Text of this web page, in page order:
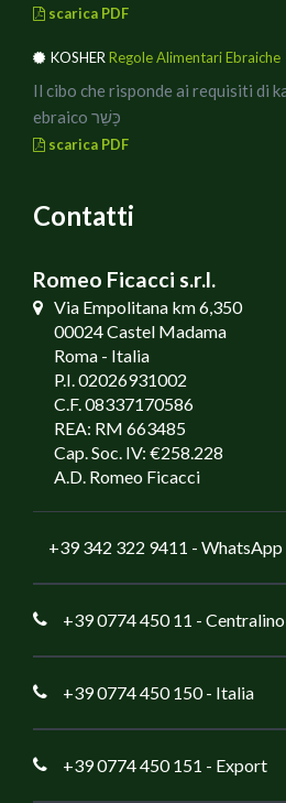
scarica PDF
KOSHER Regole Alimentari Ebraiche
Il cibo che risponde ai requisiti di
ebraico כָּשֵׁר
scarica PDF
Contatti
Romeo Ficacci s.r.l.
Via Empolitana km 6,350
00024 Castel Madama
Roma - Italia
P.I. 02026931002
C.F. 08337170586
REA: RM 663485
Cap. Soc. IV: €258.228
A.D. Romeo Ficacci
+39 342 322 9411 - WhatsApp
+39 0774 450 11 - Centralino
+39 0774 450 150- Italia
+39 0774 450 151 - Export